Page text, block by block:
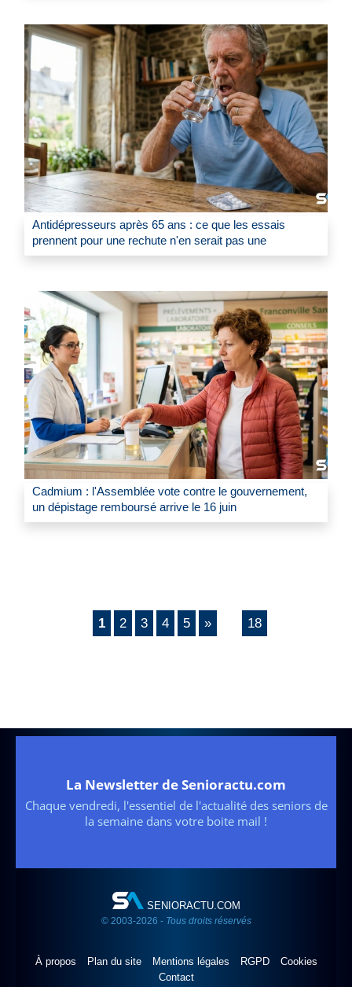
Antidépresseurs après 65 ans : ce que les essais
prennent pour une rechute n'en serait pas une
Cadmium : l'Assemblée vote contre le gouvernement,
un dépistage remboursé arrive le 16 juin
1 2 3 4 5 » 18
La Newsletter de Senioractu.com
Chaque vendredi, l'essentiel de l'actualité des seniors de
la semaine dans votre boite mail !
SENIORACTU.COM
© 2003-2026 - Tous droits réservés
À propos Plan du site Mentions légales RGPD
Cookies
Contact